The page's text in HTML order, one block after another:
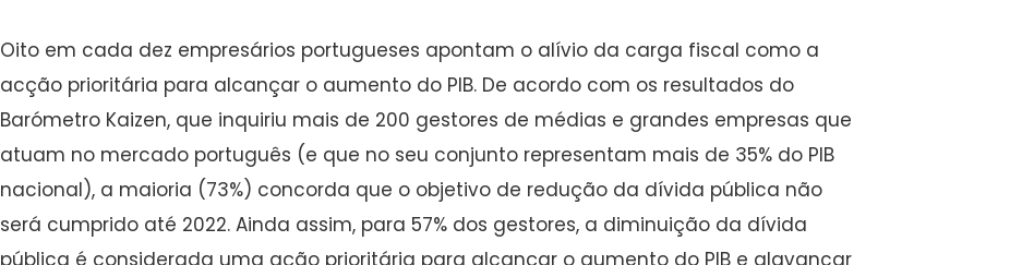
Oito em cada dez empresários portugueses apontam o alívio da carga fiscal como a
acção prioritária para alcançar o aumento do PIB. De acordo com os resultados do
Barómetro Kaizen, que inquiriu mais de 200 gestores de médias e grandes empresas que
atuam no mercado português (e que no seu conjunto representam mais de 35% do PIB
nacional), a maioria (73%) concorda que o objetivo de redução da dívida pública não
será cumprido até 2022. Ainda assim, para 57% dos gestores, a diminuição da dívida
pública é considerada uma ação prioritária para alcançar o aumento do PIB e alavancar